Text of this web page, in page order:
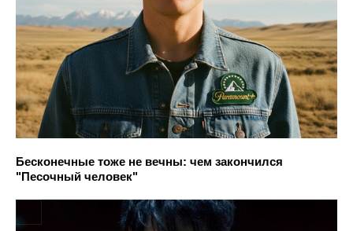
Бесконечные тоже не вечны: чем закончился
"Песочный человек"